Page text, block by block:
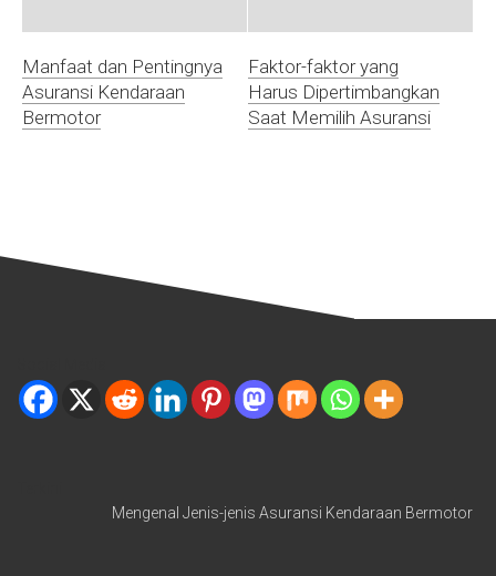
Manfaat dan Pentingnya
Asuransi Kendaraan
Bermotor
Faktor-faktor yang
Harus Dipertimbangkan
Saat Memilih Asuransi
Mengenal Jenis-jenis Asuransi Kendaraan Bermotor